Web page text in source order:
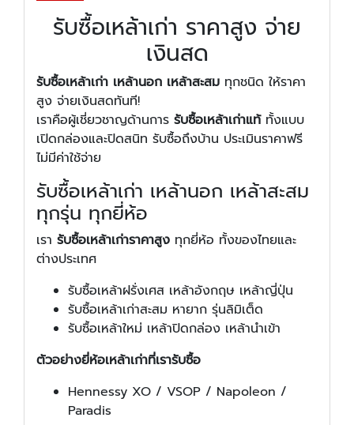
รับซื้อเหล้าเก่า ราคาสูง จ่าย
เงินสด
รับซื้อเหล้าเก่า เหล้านอก เหล้าสะสม ทุกชนิด ให้ราคา
สูง จ่ายเงินสดทันที!
เราคือผู้เชี่ยวชาญด้านการ รับซื้อเหล้าเก่าแท้ทั้งแบบ
เปิดกล่องและปิดสนิท รับซื้อถึงบ้าน ประเมินราคาฟรี
ไม่มีค่าใช้จ่าย
รับซื้อเหล้าเก่า เหล้านอก เหล้าสะสม
ทุกรุ่น ทุกยี่ห้อ
เรา รับซื้อเหล้าเก่าราคาสูง ทุกยี่ห้อ ทั้งของไทยและ
ต่างประเทศ
รับซื้อเหล้าฝรั่งเศส เหล้าอังกฤษ เหล้าญี่ปุ่น
รับซื้อเหล้าเก่าสะสม หายาก รุ่นลิมิเต็ด
รับซื้อเหล้าใหม่ เหล้าปิดกล่อง เหล้านำเข้า
ตัวอย่างยี่ห้อเหล้าเก่าที่เรารับซื้อ
Hennessy XO / VSOP / Napoleon /
Paradis